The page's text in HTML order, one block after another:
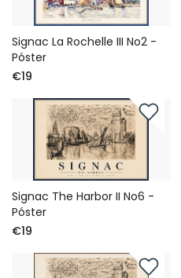
Signac La Rochelle III No2 -
Póster
€19
Signac The Harbor II No6 -
Póster
€19